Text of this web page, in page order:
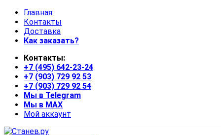
Skip
navigation
Skip
content
Главная
Контакты
Доставка
Как заказать?
Контакты:
+7 (495) 642-23-24
+7 (903) 729 92 53
+7 (903) 729 92 54
Мы в Telegram
Мы в MAX
Мой аккаунт